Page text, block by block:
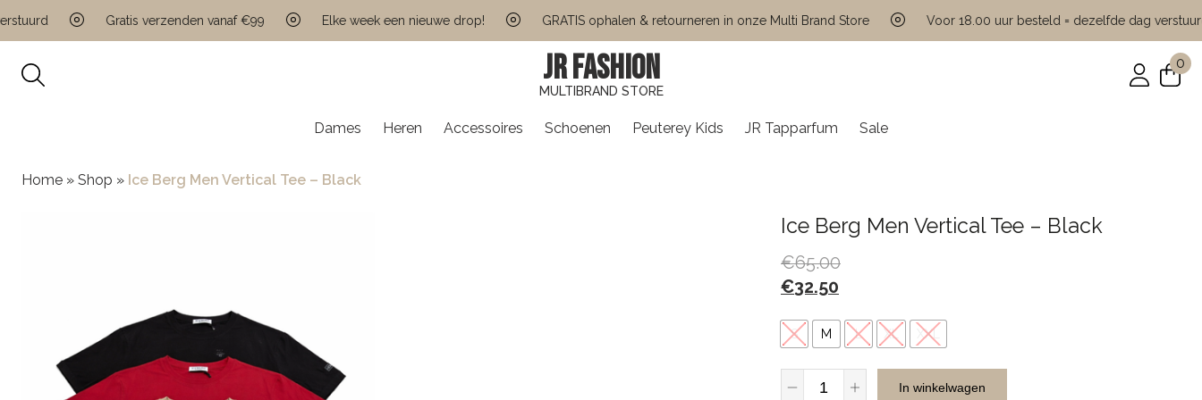
Gratis verzenden vanaf €99 Elke week een nieuwe drop! GRATIS ophalen & retourneren in onze Multi Brand Store Voor 18.00 uur besteld = dezelfde dag verstuurd
JR FASHION
MULTIBRAND STORE
0
Dames Heren Accessoires Schoenen Peuterey Kids JR Tapparfum Sale
Home » Shop » Ice Berg Men Vertical Tee – Black
Ice Berg Men Vertical Tee – Black
€65.00
€32.50
S M L XL XXL
Ice
In winkelwagen